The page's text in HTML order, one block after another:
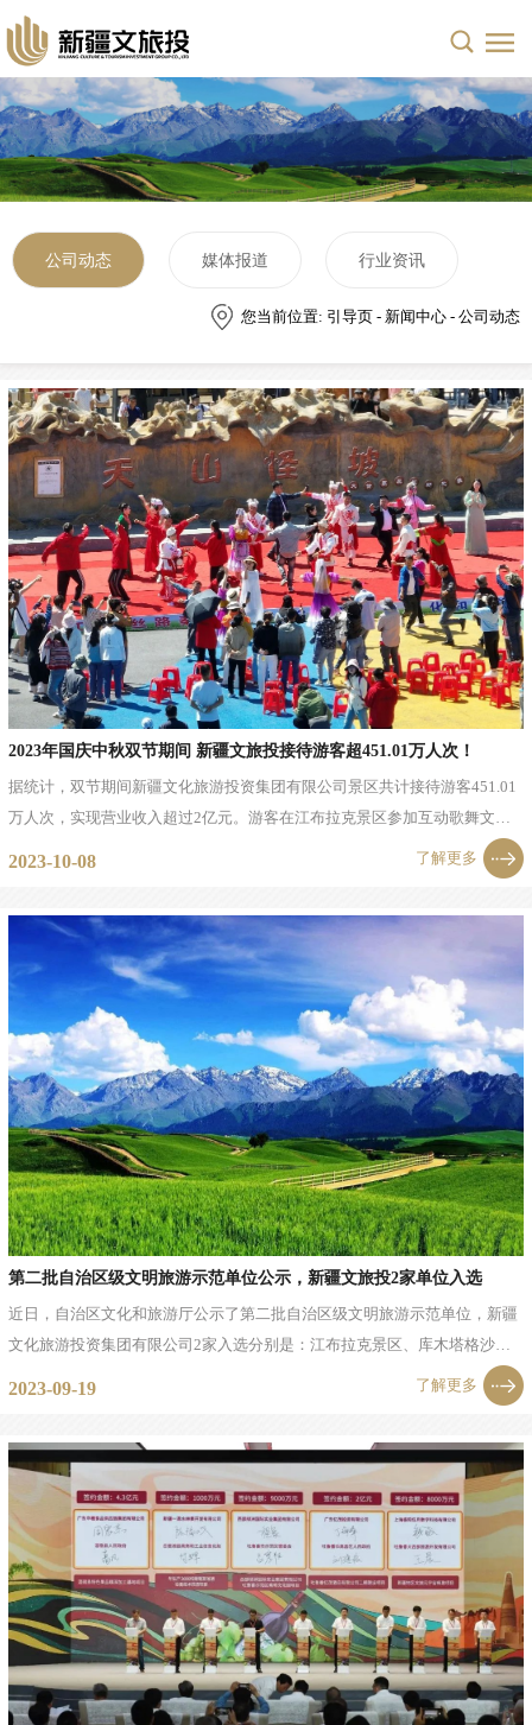
公司动态 媒体报道 行业资讯
您当前位置: 引导页 - 新闻中心 - 公司动态
2023年国庆中秋双节期间 新疆文旅投接待游客超451.01万人次！
据统计，双节期间新疆文化旅游投资集团有限公司景区共计接待游客451.01
万人次，实现营业收入超过2亿元。游客在江布拉克景区参加互动歌舞文艺
节目表演(新疆江布拉克旅游开发建设有限公司供图)江布拉克景区在此次假
2023-10-08 了解更多
第二批自治区级文明旅游示范单位公示，新疆文旅投2家单位入选
近日，自治区文化和旅游厅公示了第二批自治区级文明旅游示范单位，新疆
文化旅游投资集团有限公司2家入选分别是：江布拉克景区、库木塔格沙漠
风景区。江布拉克新疆江布拉克旅游开发建设有限公司供图江布拉克景区位
2023-09-19 了解更多